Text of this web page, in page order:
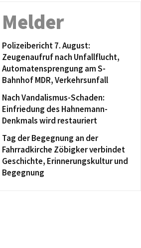
Melder
Polizeibericht 7. August:
Zeugenaufruf nach Unfallflucht,
Automatensprengung am S-
Bahnhof MDR, Verkehrsunfall
Nach Vandalismus-Schaden:
Einfriedung des Hahnemann-
Denkmals wird restauriert
Tag der Begegnung an der
Fahrradkirche Zöbigker verbindet
Geschichte, Erinnerungskultur und
Begegnung